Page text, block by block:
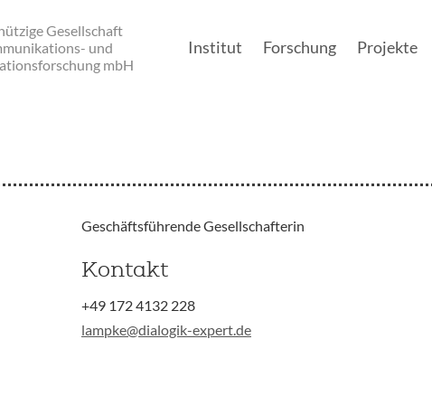
Gesellschaft
und
mbH
Institut Forschung Projekte
Geschäftsführende Gesellschafterin
Kontakt
+49 172 4132 228
lampke@dialogik-expert.de